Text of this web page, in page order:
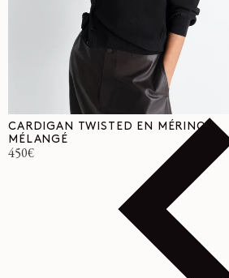
CARDIGAN TWISTED EN MÉRINOS
MÉLANGÉ
Prix
450€